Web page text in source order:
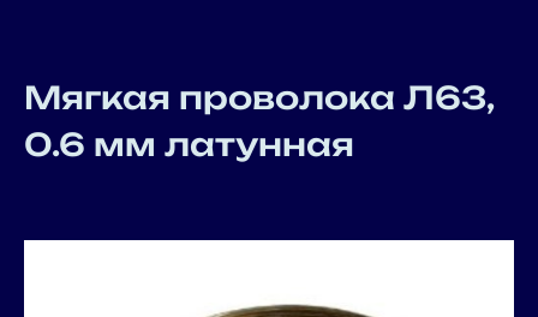
Мягкая проволока Л63,
0.6 мм латунная